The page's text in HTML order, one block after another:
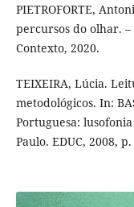
PIETROFORTE,
percursos do olhar. –
Contexto, 2020.
TEIXEIRA, Lúcia.
metodológicos. In:
Portuguesa:
Paulo. EDUC, 2008,